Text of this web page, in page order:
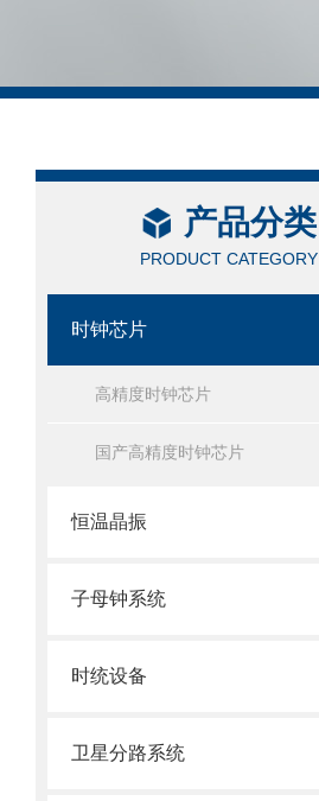
产品分类
PRODUCT CATEGORY
时钟芯片
高精度时钟芯片
国产高精度时钟芯片
恒温晶振
子母钟系统
时统设备
卫星分路系统